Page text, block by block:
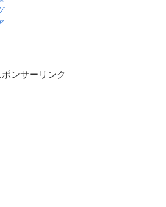
ポンサーリンク